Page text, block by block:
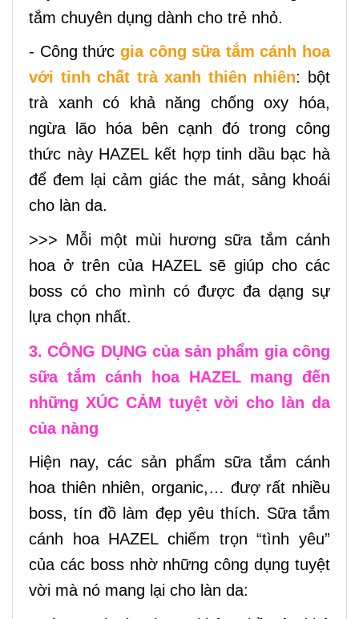
tắm chuyên dụng dành cho trẻ nhỏ.
- Công thức gia công sữa tắm cánh hoa
với tinh chất trà xanh thiên nhiên: bột
trà xanh có khả năng chống oxy hóa,
ngừa lão hóa bên cạnh đó trong công
thức này HAZEL kết hợp tinh dầu bạc hà
để đem lại cảm giác the mát, sảng khoái
cho làn da.
>>> Mỗi một mùi hương sữa tắm cánh
hoa ở trên của HAZEL sẽ giúp cho các
boss có cho mình có được đa dạng sự
lựa chọn nhất.
3. CÔNG DỤNG của sản phẩm gia công
sữa tắm cánh hoa HAZELmang đến
những XÚC CẢM tuyệt vời cho làn da
của nàng
Hiện nay, các sản phẩm sữa tắm cánh
hoa thiên nhiên, organic,… đượ rất nhiều
boss, tín đồ làm đẹp yêu thích. Sữa tắm
cánh hoa HAZEL chiếm trọn “tình yêu”
của các boss nhờ những công dụng tuyệt
vời mà nó mang lại cho làn da: